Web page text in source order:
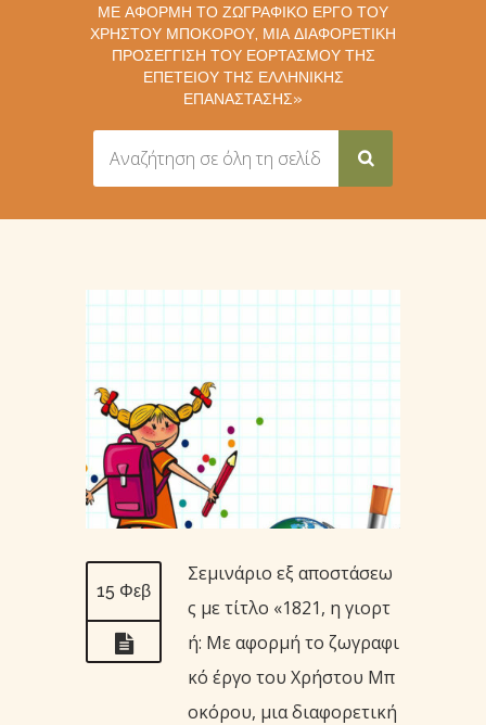
ΜΕ ΑΦΟΡΜΉ ΤΟ ΖΩΓΡΑΦΙΚΌ ΈΡΓΟ ΤΟΥ
ΧΡΉΣΤΟΥ ΜΠΟΚΌΡΟΥ, ΜΙΑ ΔΙΑΦΟΡΕΤΙΚΉ
ΠΡΟΣΈΓΓΙΣΗ ΤΟΥ ΕΟΡΤΑΣΜΟΎ ΤΗΣ
ΕΠΕΤΕΊΟΥ ΤΗΣ ΕΛΛΗΝΙΚΉΣ
ΕΠΑΝΆΣΤΑΣΗΣ»
15 Φεβ
Σεμινάριο εξ αποστάσεω
ς με τίτλο «1821, η γιορτ
ή: Με αφορμή το ζωγραφι
κό έργο του Χρήστου Μπ
οκόρου, μια διαφορετική